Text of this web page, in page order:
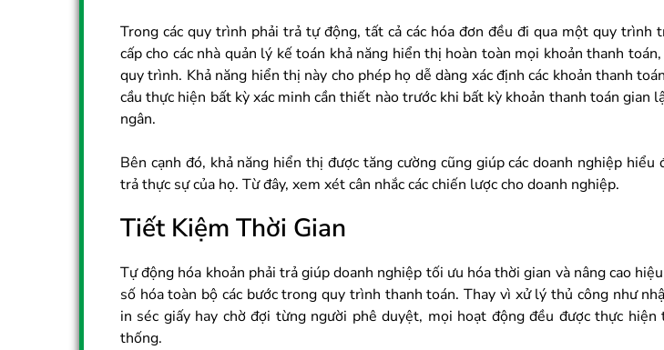
Trong các quy trình phải trả tự động, tất cả các hóa đơn đều đi qua một quy trình
cấp cho các nhà quản lý kế toán khả năng hiển thị hoàn toàn mọi khoản thanh
quy trình. Khả năng hiển thị này cho phép họ dễ dàng xác định các khoản thanh
cầu thực hiện bất kỳ xác minh cần thiết nào trước khi bất kỳ khoản thanh toán gian
ngân.
Bên cạnh đó, khả năng hiển thị được tăng cường cũng giúp các doanh nghiệp hiểu
trả thực sự của họ. Từ đây, xem xét cân nhắc các chiến lược cho doanh nghiệp.
Tiết Kiệm Thời Gian
Tự động hóa khoản phải trả giúp doanh nghiệp tối ưu hóa thời gian và nâng cao
số hóa toàn bộ các bước trong quy trình thanh toán. Thay vì xử lý thủ công như
in séc giấy hay chờ đợi từng người phê duyệt, mọi hoạt động đều được thực hiện
thống.